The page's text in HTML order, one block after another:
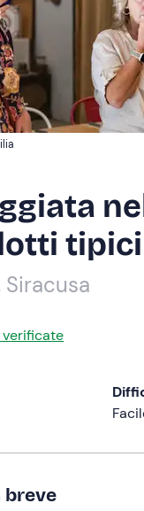
Siracusa
verificate
breve